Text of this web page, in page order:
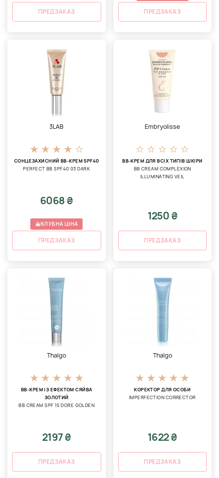
ПРЕДЗАКАЗ ПРЕДЗАКАЗ
3LAB
СОНЦЕЗАХИСНИЙ BB-КРЕМ SPF40
PERFECT BB SPF40 03 DARK
6068 ₴
КЛУБНА ЦІНА
ПРЕДЗАКАЗ
Embryolisse
BB-КРЕМ ДЛЯ ВСІХ ТИПІВ ШКІРИ
ВВ CREAM COMPLEXION
ILLUMINATING VEIL
1250 ₴
ПРЕДЗАКАЗ
Thalgo
ВВ-КРЕМ ІЗ ЕФЕКТОМ СЯЙВА
ЗОЛОТИЙ
BB CREAM SPF 15 DORE GOLDEN
2197 ₴
ПРЕДЗАКАЗ
Thalgo
КОРЕКТОР ДЛЯ ОСОБИ
IMPERFECTION CORRECTOR
1622 ₴
ПРЕДЗАКАЗ